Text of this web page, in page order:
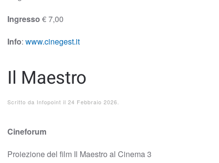
Ingresso € 7,00
Info: www.cinegest.it
Il Maestro
Scritto da Infopoint il 24 Febbraio 2026
Cineforum
Proiezione del film Il Maestro al Cinema 3